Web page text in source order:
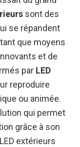
sont des
se répandent
que moyens
et de
par LED
reproduire
ou animée.
qui permet
grâce à son
extérieurs